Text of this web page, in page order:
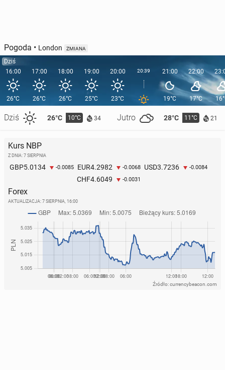
Pogoda • London ZMIANA
Dziś
16:00
26°C
Dziś 26°C 10°C 34 Jutro 28°C 11°C 21
17:00
26°C
18:00
26°C
19:00
25°C
20:00
23°C
20:39 21:00
19°C
22:00
17°C
Kurs NBP
Z DNIA: 7 SIERPNIA
GBP5.0134 -0.0085 EUR4.2982 -0.0068 USD3.7236 -0.0084
CHF4.6049 -0.0031
Forex
AKTUALIZACJA: 7 SIERPNIA, 16:00
Źródło: currencybeacon.com